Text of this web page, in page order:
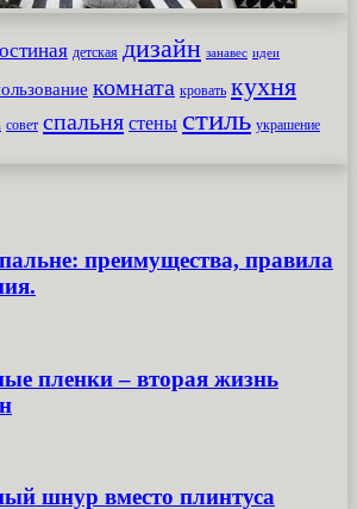
детская дизайн занавес идеи
комната кровать кухня
совет спальня стены стиль украшение
преимущества, правила
пленки – вторая жизнь
шнур вместо плинтуса